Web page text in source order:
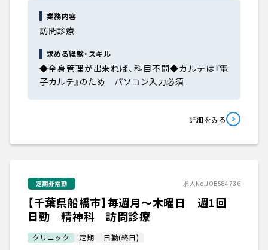
業務内容
訪問診療
求める経験・スキル
◆全身管理が出来れば、科目不問◆カルテは『電
子カルテ』のため パソコン入力必須
詳細をみる
定期非常勤 求人No.JOB584736
【千葉県船橋市】毎週月～木曜日 週1回
日勤 精神科 訪問診療
クリニック 定期 日勤(終日)